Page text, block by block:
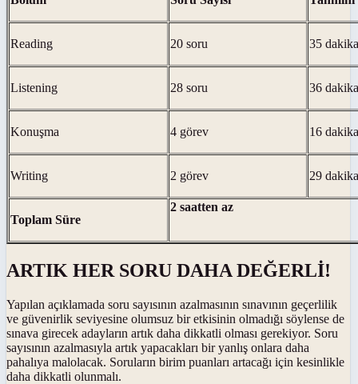
Reading 20 soru 35 dakika
Listening 28 soru 36 dakika
Konuşma 4 görev 16 dakika
Writing 2 görev 29 dakika
Toplam Süre
2 saatten az
ARTIK HER SORU DAHA DEĞERLİ!
Yapılan açıklamada soru sayısının azalmasının sınavının geçerlilik
ve güvenirlik seviyesine olumsuz bir etkisinin olmadığı söylense de
sınava girecek adayların artık daha dikkatli olması gerekiyor. Soru
sayısının azalmasıyla artık yapacakları bir yanlış onlara daha
pahalıya malolacak. Soruların birim puanları artacağı için kesinlikle
daha dikkatli olunmalı.